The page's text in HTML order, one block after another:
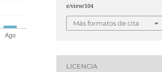
e/view/104
Más formatos de cita
LICENCIA